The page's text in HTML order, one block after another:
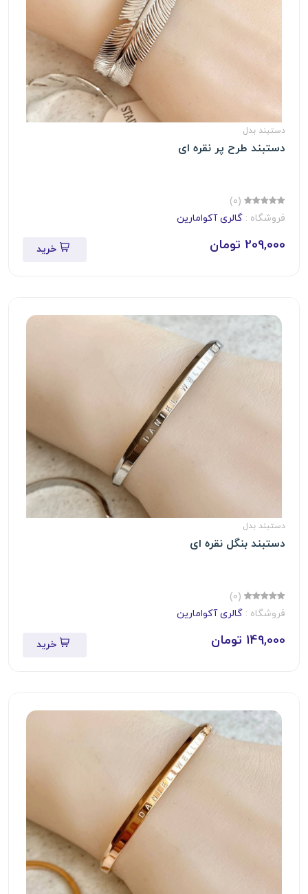
دستبند بدل
دستبند طرح پر نقره ای
(0)
فروشگاه : گالری آکوامارین
209,000 تومان خرید
دستبند بدل
دستبند بنگل نقره ای
(0)
فروشگاه : گالری آکوامارین
149,000 تومان خرید